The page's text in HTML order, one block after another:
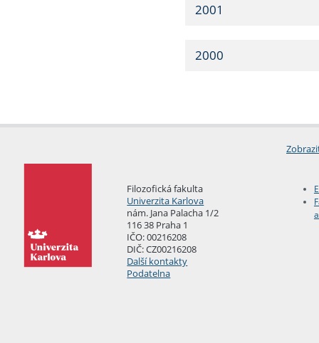
2001
2000
Filozofická fakulta
Univerzita Karlova
nám. Jana Palacha 1/2
116 38 Praha 1
IČO: 00216208
DIČ: CZ00216208
Další kontakty
Podatelna